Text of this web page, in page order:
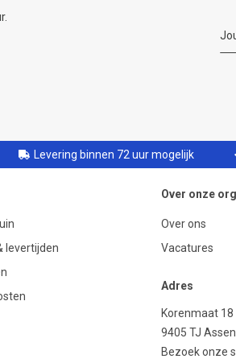
Levering binnen 72 uur mogelijk
levertijden
Over onze
Over ons
Vacatures
Adres
Korenmaat 18
9405 TJ Assen
Bezoek onze